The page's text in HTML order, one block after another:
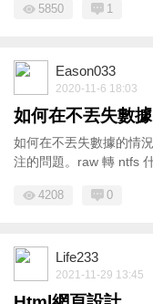
5850 1
Eason033
2020-11-6 18:03
如何在不丟失數
如何在不丟失數據的情
注的問題。raw 轉 ntfs
4208 0
Life233
2021-11-29 13:45